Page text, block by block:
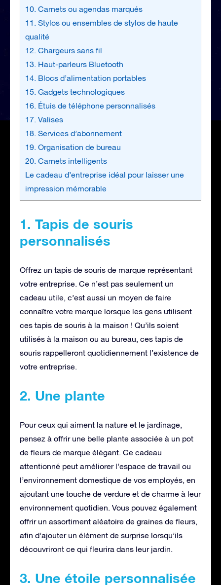
10. Carnets ou agendas marqués
11. Stylos ou ensembles de stylos de haute
qualité
12. Chargeurs sans fil
13. Haut-parleurs Bluetooth
14. Blocs d’alimentation portables
15. Gadgets technologiques
16. Étuis de téléphone personnalisés
17. Valises
18. Services d’abonnement
19. Organisation de bureau
20. Carnets intelligents
Le cadeau d’entreprise idéal pour laisser une
impression mémorable
1. Tapis de souris
personnalisés
Offrez un tapis de souris de marque représentant
votre entreprise. Ce n’est pas seulement un
cadeau utile, c’est aussi un moyen de faire
connaître votre marque lorsque les gens utilisent
ces tapis de souris à la maison ! Qu’ils soient
utilisés à la maison ou au bureau, ces tapis de
souris rappelleront quotidiennement l’existence de
votre entreprise.
2. Une plante
Pour ceux qui aiment la nature et le jardinage,
pensez à offrir une belle plante associée à un pot
de fleurs de marque élégant. Ce cadeau
attentionné peut améliorer l’espace de travail ou
l’environnement domestique de vos employés, en
ajoutant une touche de verdure et de charme à leur
environnement quotidien. Vous pouvez également
offrir un assortiment aléatoire de graines de fleurs,
afin d’ajouter un élément de surprise lorsqu’ils
découvriront ce qui fleurira dans leur jardin.
3. Une étoile personnalisée